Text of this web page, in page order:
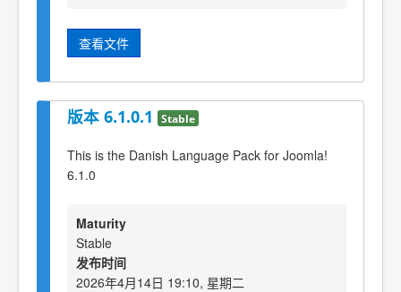
查看文件
版本 6.1.0.1 Stable
This is the Danish Language Pack for Joomla!
6.1.0
Maturity
Stable
发布时间
2026年4月14日 19:10, 星期二